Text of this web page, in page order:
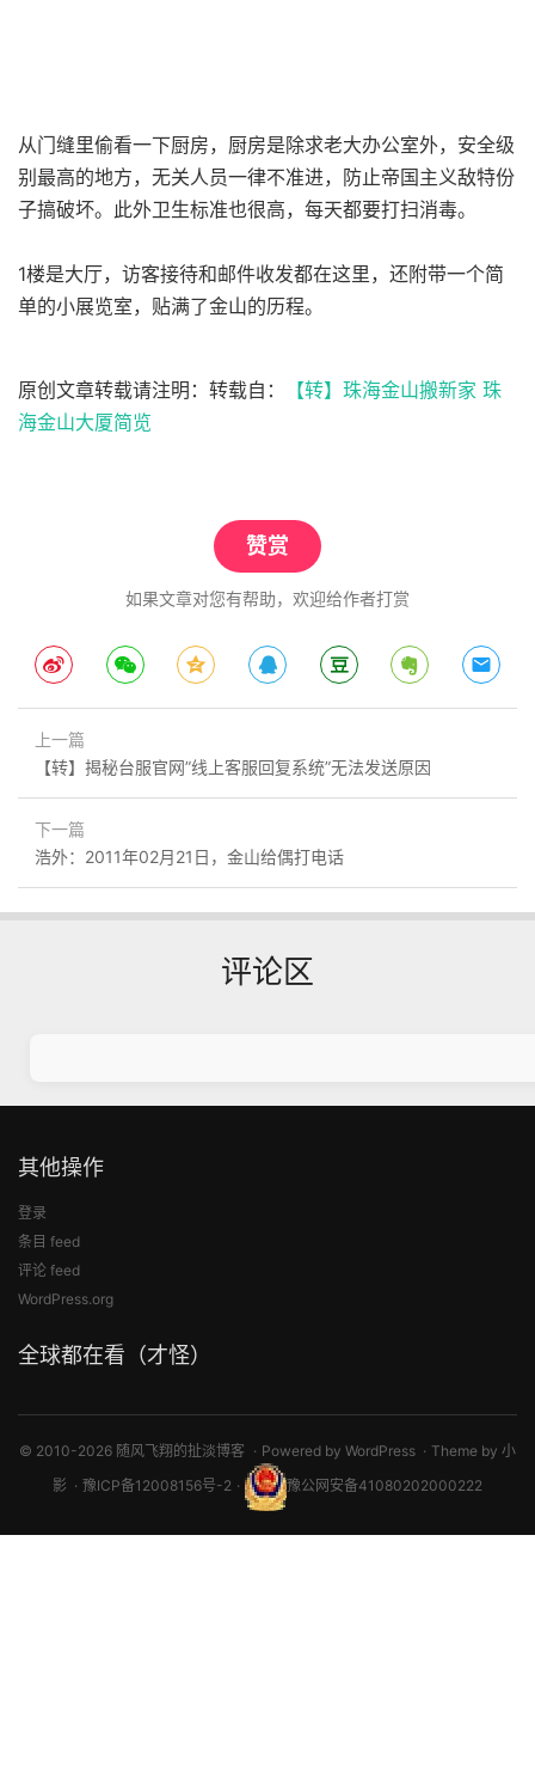
从门缝里偷看一下厨房，厨房是除求老大办公室外，安全级
别最高的地方，无关人员一律不准进，防止帝国主义敌特份
子搞破坏。此外卫生标准也很高，每天都要打扫消毒。
1楼是大厅，访客接待和邮件收发都在这里，还附带一个简
单的小展览室，贴满了金山的历程。
原创文章转载请注明：转载自：
【转】珠海金山搬新家 珠
海金山大厦简览
赞赏
如果文章对您有帮助，欢迎给作者打赏
上一篇
【转】揭秘台服官网”线上客服回复系统”无法发送原因
下一篇
浩外：2011年02月21日，金山给偶打电话
评论区
其他操作
登录
条目 feed
评论 feed
WordPress.org
全球都在看（才怪）
© 2010-2026 随风飞翔的扯淡博客 Powered by WordPress Theme by 小
影
豫ICP备12008156号-2 豫公网安备41080202000222